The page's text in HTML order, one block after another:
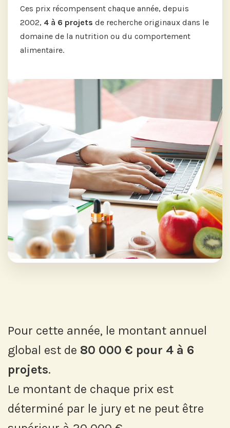
Ces prix récompensent chaque année, depuis
2002, 4 à 6 projets de recherche originaux dans le
domaine de la nutrition ou du comportement
alimentaire.
Pour cette année, le montant annuel
global est de 80 000 € pour 4 à 6
projets.
Le montant de chaque prix est
déterminé par le jury et ne peut être